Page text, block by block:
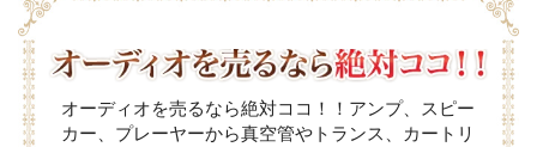
オーディオを売るなら絶対ココ！！アンプ、スピー
カー、プレーヤーから真空管やトランス、カートリ